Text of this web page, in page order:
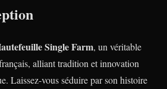
Single Farm, un véritable
alliant tradition et innovation
Laissez-vous séduire par son histoire